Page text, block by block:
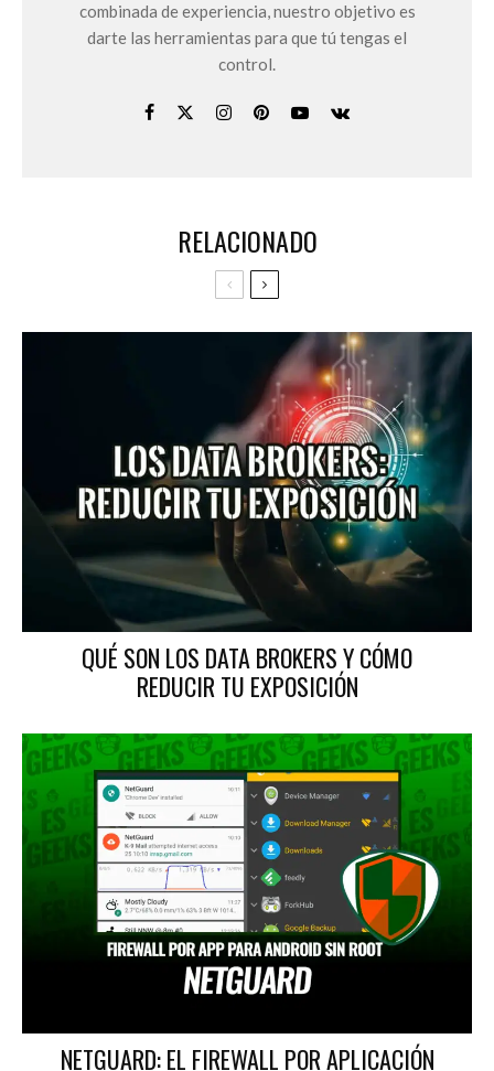
combinada de experiencia, nuestro objetivo es
darte las herramientas para que tú tengas el
control.
RELACIONADO
QUÉ SON LOS DATA BROKERS Y CÓMO
REDUCIR TU EXPOSICIÓN
NETGUARD: EL FIREWALL POR APLICACIÓN